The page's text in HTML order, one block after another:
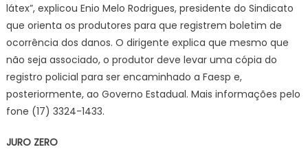
látex”, explicou Enio Melo Rodrigues, presidente do Sindicato
que orienta os produtores para que registrem boletim de
ocorrência dos danos. O dirigente explica que mesmo que
não seja associado, o produtor deve levar uma cópia do
registro policial para ser encaminhado a Faesp e,
posteriormente, ao Governo Estadual. Mais informações pelo
fone (17) 3324-1433.
JURO ZERO